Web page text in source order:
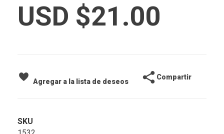
USD $21.00
Agregar a la lista de deseos
Compartir
SKU